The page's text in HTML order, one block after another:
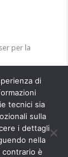
per la
vengono
di
tecnici sia
sulla
i dettagli
nella
contrario è